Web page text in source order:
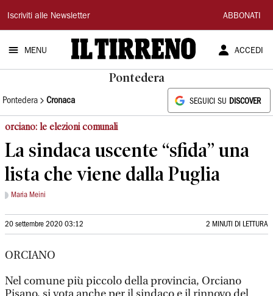
Il
Tirreno
Iscriviti alle Newsletter ABBONATI
MENU ACCEDI
Pontedera
Pontedera Cronaca SEGUICI SU DISCOVER
orciano: le elezioni comunali
La sindaca uscente “sfida” una
lista che viene dalla Puglia
Maria Meini
20 settembre 2020 03:12 2 MINUTI DI LETTURA
ORCIANO
Nel comune più piccolo della provincia, Orciano